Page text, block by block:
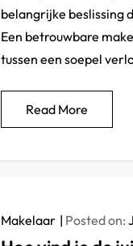
belangrijke beslissing
Een betrouwbare
tussen een soepel
Read More
Makelaar Posted on: